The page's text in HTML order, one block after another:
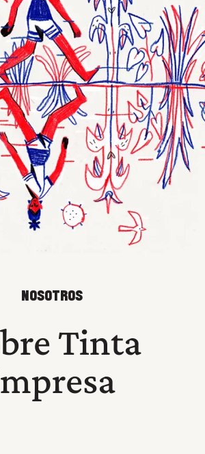
NOSOTROS
Tinta